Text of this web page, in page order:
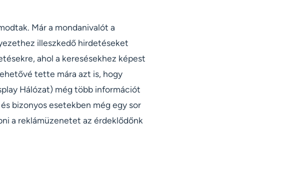
Már a mondanivalót a
illeszkedő hirdetéseket
ahol a keresésekhez képest
tette mára azt is, hogy
Hálózat) még több információt
bizonyos esetekben még egy sor
a reklámüzenetet az érdeklődőnk